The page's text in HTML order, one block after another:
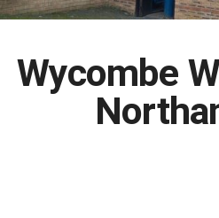
Wycombe